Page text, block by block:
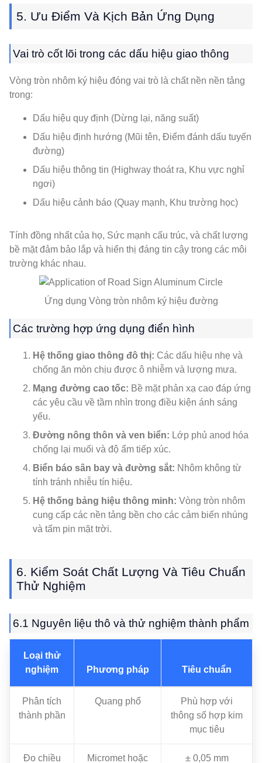
5. Ưu Điểm Và Kịch Bản Ứng Dụng
Vai trò cốt lõi trong các dấu hiệu giao thông
Vòng tròn nhôm ký hiệu đóng vai trò là chất nền nền tảng
trong:
Dấu hiệu quy định (Dừng lại, năng suất)
Dấu hiệu định hướng (Mũi tên, Điểm đánh dấu tuyến
đường)
Dấu hiệu thông tin (Highway thoát ra, Khu vực nghỉ
ngơi)
Dấu hiệu cảnh báo (Quay mạnh, Khu trường học)
Tính đồng nhất của họ, Sức mạnh cấu trúc, và chất lượng
bề mặt đảm bảo lắp và hiển thị đáng tin cậy trong các môi
trường khác nhau.
Ứng dụng Vòng tròn nhôm ký hiệu đường
Các trường hợp ứng dụng điển hình
Hệ thống giao thông đô thị: Các dấu hiệu nhẹ và
chống ăn mòn chịu được ô nhiễm và lượng mưa.
Mạng đường cao tốc: Bề mặt phản xạ cao đáp ứng
các yêu cầu về tầm nhìn trong điều kiện ánh sáng
yếu.
Đường nông thôn và ven biển: Lớp phủ anod hóa
chống lại muối và độ ẩm tiếp xúc.
Biển báo sân bay và đường sắt: Nhôm không từ
tính tránh nhiễu tín hiệu.
Hệ thống bảng hiệu thông minh: Vòng tròn nhôm
cung cấp các nền tảng bền cho các cảm biến nhúng
và tấm pin mặt trời.
6. Kiểm Soát Chất Lượng Và Tiêu Chuẩn
Thử Nghiệm
6.1 Nguyên liệu thô và thử nghiệm thành phẩm
Loại thử
nghiệm
Phương pháp Tiêu chuẩn
Phân tích
thành phần
Quang phổ
Phù hợp với
thông số hợp kim
mục tiêu
Đo chiều Micromet hoặc ± 0,05 mm